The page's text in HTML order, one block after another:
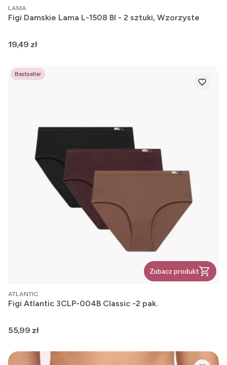
PRODUCENT
LAMA
Figi Damskie Lama L-1508 BI - 2 sztuki, Wzorzyste
Cena
19,49 zł
Bestseller
Zobacz produkt
PRODUCENT
ATLANTIC
Figi Atlantic 3CLP-004B Classic -2 pak.
Cena
55,99 zł